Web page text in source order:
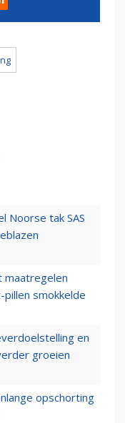
Noorse tak SAS
maatregelen
smokkelde
en
groeien
opschorting